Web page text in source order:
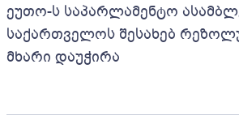
ეუთო-ს საპარლამენტო
საქართველოს შესახებ
მხარი დაუჭირა